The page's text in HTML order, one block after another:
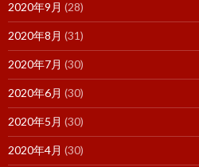
2020年9月 (28)
2020年8月 (31)
2020年7月 (30)
2020年6月 (30)
2020年5月 (30)
2020年4月 (30)